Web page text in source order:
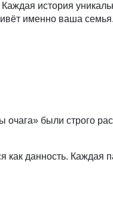
история
именно ваша семья.
очага» были строго
данность. Каждая